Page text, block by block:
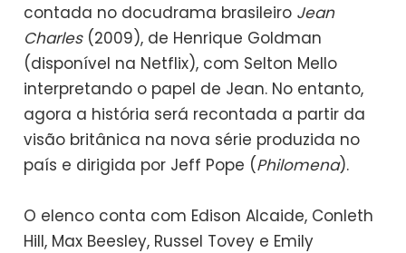
contada no docudrama brasileiro Jean
Charles(2009), de Henrique Goldman
(disponível na Netflix), com Selton Mello
interpretando o papel de Jean. No entanto,
agora a história será recontada a partir da
visão britânica na nova série produzida no
país e dirigida por Jeff Pope (Philomena).
O elenco conta com Edison Alcaide, Conleth
Hill, Max Beesley, Russel Tovey e Emily